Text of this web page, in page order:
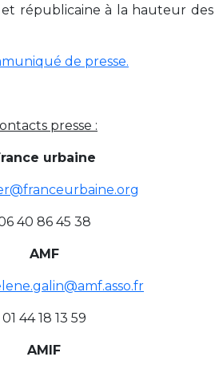
et républicaine à la hauteur des
de presse.
presse :
urbaine
40 86 45 38
AMF
01 44 18 13 59
AMIF